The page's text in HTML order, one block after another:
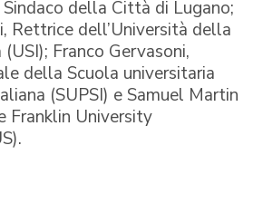
della Città di Lugano;
Rettrice dell’Università della
Franco Gervasoni,
della Scuola universitaria
(SUPSI) e Samuel Martin
Franklin University